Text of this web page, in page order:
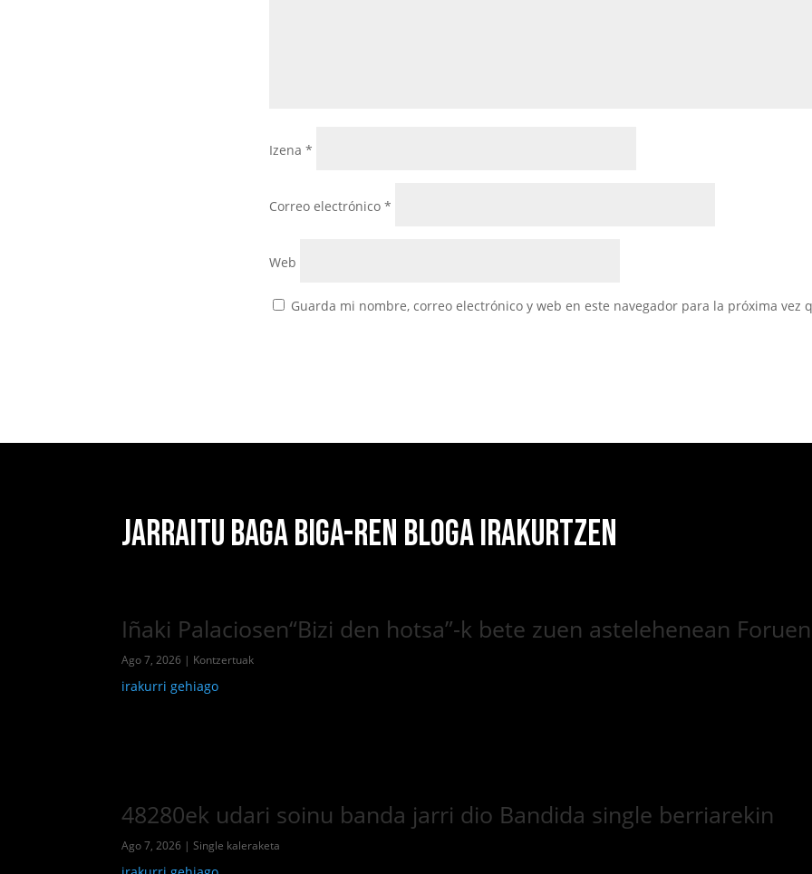
Izena *
Correo electrónico *
Web
Guarda mi nombre, correo electrónico y web en este navegador para la próxima vez
JARRAITU BAGA BIGA-REN BLOGA IRAKURTZEN
Iñaki Palaciosen“Bizi den hotsa”-k bete zuen astelehenean
Ago 7, 2026 | Kontzertuak
irakurri gehiago
48280ek udari soinu banda jarri dio Bandida single berriarekin
Ago 7, 2026 |Single kaleraketa